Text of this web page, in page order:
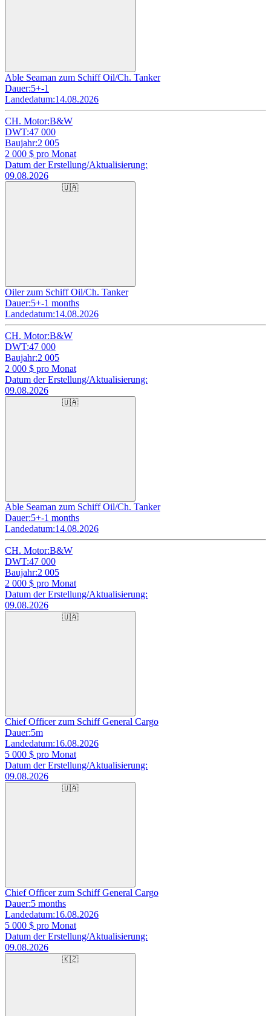
Able Seaman zum Schiff Oil/Ch. Tanker
Dauer:5+-1
Landedatum:14.08.2026
CH. Motor:B&W
DWT:47 000
Baujahr:2 005
2 000 $ pro Monat
Datum der Erstellung/Aktualisierung:
09.08.2026
🇺🇦
Oiler zum Schiff Oil/Ch. Tanker
Dauer:5+-1 months
Landedatum:14.08.2026
CH. Motor:B&W
DWT:47 000
Baujahr:2 005
2 000 $ pro Monat
Datum der Erstellung/Aktualisierung:
09.08.2026
🇺🇦
Able Seaman zum Schiff Oil/Ch. Tanker
Dauer:5+-1 months
Landedatum:14.08.2026
CH. Motor:B&W
DWT:47 000
Baujahr:2 005
2 000 $ pro Monat
Datum der Erstellung/Aktualisierung:
09.08.2026
🇺🇦
Chief Officer zum Schiff General Cargo
Dauer:5m
Landedatum:16.08.2026
5 000 $ pro Monat
Datum der Erstellung/Aktualisierung:
09.08.2026
🇺🇦
Chief Officer zum Schiff General Cargo
Dauer:5 months
Landedatum:16.08.2026
5 000 $ pro Monat
Datum der Erstellung/Aktualisierung:
09.08.2026
🇰🇿